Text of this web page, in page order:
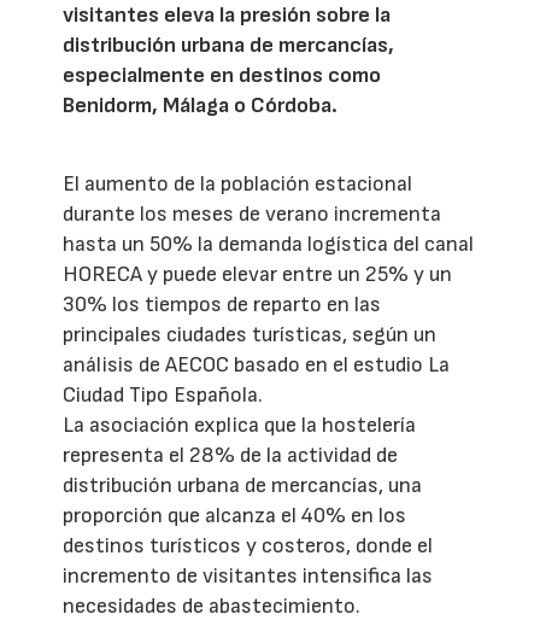
visitantes eleva la presión sobre la
distribución urbana de mercancías,
especialmente en destinos como
Benidorm, Málaga o Córdoba.
El aumento de la población estacional
durante los meses de verano incrementa
hasta un 50% la demanda logística del canal
HORECA y puede elevar entre un 25% y un
30% los tiempos de reparto en las
principales ciudades turísticas, según un
análisis de AECOC basado en el estudio La
Ciudad Tipo Española.
La asociación explica que la hostelería
representa el 28% de la actividad de
distribución urbana de mercancías, una
proporción que alcanza el 40% en los
destinos turísticos y costeros, donde el
incremento de visitantes intensifica las
necesidades de abastecimiento.